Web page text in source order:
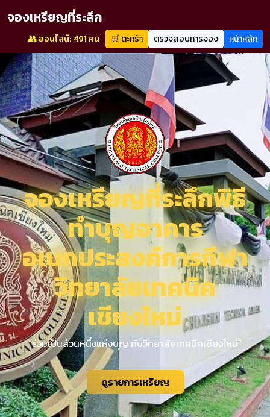
จองเหรียญที่ระลึก
👥 ออนไลน์: 491 คน 🛒 ตะกร้า ตรวจสอบการจอง หน้าหลัก
จองเหรียญที่ระลึกพิธี
ทำบุญอาคาร
อเนกประสงค์การกีฬา
วิทยาลัยเทคนิค
เชียงใหม่
“ร่วมเป็นส่วนหนึ่งแห่งบุญ กับวิทยาลัยเทคนิคเชียงใหม่”
ดูรายการเหรียญ